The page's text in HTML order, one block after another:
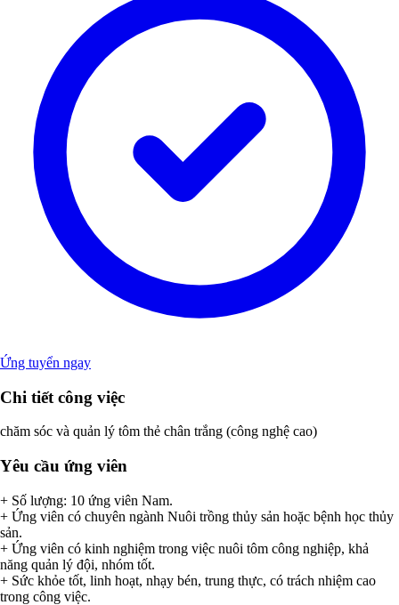
Ứng tuyển ngay
Chi tiết công việc
chăm sóc và quản lý tôm thẻ chân trắng (công nghệ cao)
Yêu cầu ứng viên
+ Số lượng: 10 ứng viên Nam.
+ Ứng viên có chuyên ngành Nuôi trồng thủy sản hoặc bệnh học thủy
sản.
+ Ứng viên có kinh nghiệm trong việc nuôi tôm công nghiệp, khả
năng quản lý đội, nhóm tốt.
+ Sức khỏe tốt, linh hoạt, nhạy bén, trung thực, có trách nhiệm cao
trong công việc.